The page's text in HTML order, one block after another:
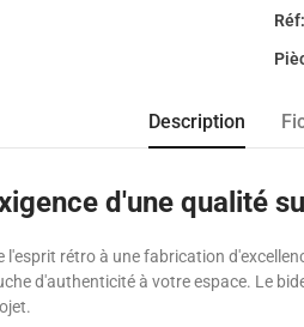
Réf:
Description
d'une qualité
rétro à une fabrication
d'authenticité à votre espace. Le